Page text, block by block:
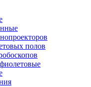
полов